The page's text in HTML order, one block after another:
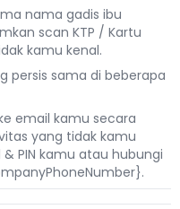
nama gadis ibu
scan KTP / Kartu
kamu kenal.
persis sama di beberapa
email kamu secara
yang tidak kamu
PIN kamu atau hubungi